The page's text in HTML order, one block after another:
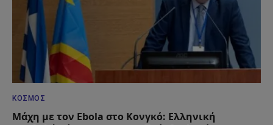
ΚΌΣΜΟΣ
Μάχη με τον Ebola στο Κονγκό: Ελληνική